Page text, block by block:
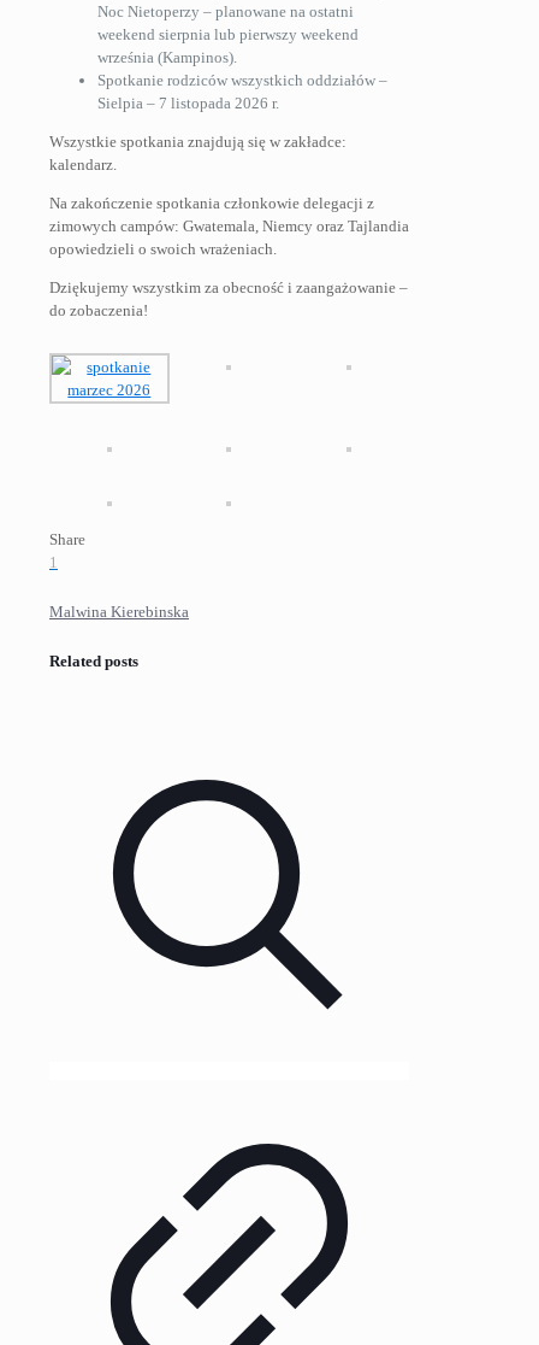
Noc Nietoperzy – planowane na ostatni
weekend sierpnia lub pierwszy weekend
września (Kampinos).
Spotkanie rodziców wszystkich oddziałów –
Sielpia – 7 listopada 2026 r.
Wszystkie spotkania znajdują się w zakładce:
kalendarz.
Na zakończenie spotkania członkowie delegacji z
zimowych campów: Gwatemala, Niemcy oraz Tajlandia
opowiedzieli o swoich wrażeniach.
Dziękujemy wszystkim za obecność i zaangażowanie –
do zobaczenia!
Share
1
Malwina Kierebinska
Related posts